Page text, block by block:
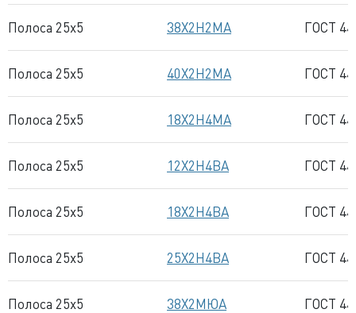
Полоса 25x5 38Х2Н2МА ГОСТ
Полоса 25x5 40Х2Н2МА ГОСТ
Полоса 25x5 18Х2Н4МА ГОСТ
Полоса 25x5 12Х2Н4ВА ГОСТ
Полоса 25x5 18Х2Н4ВА ГОСТ
Полоса 25x5 25Х2Н4ВА ГОСТ
Полоса 25x5 38Х2МЮА ГОСТ